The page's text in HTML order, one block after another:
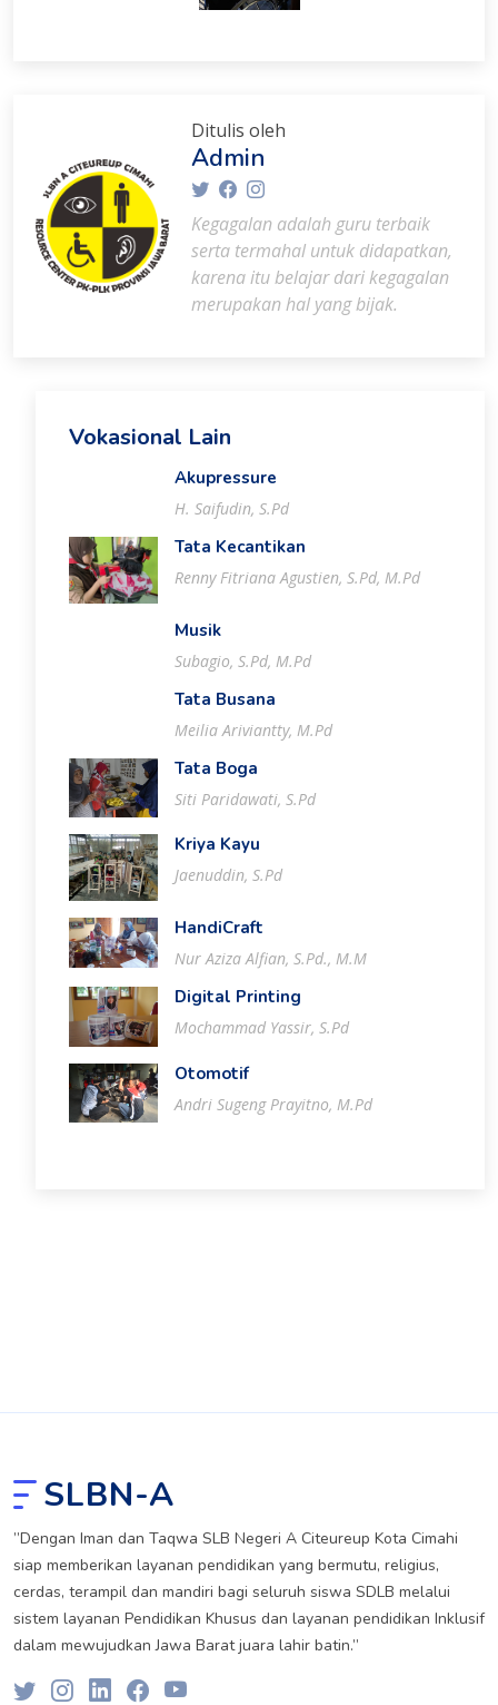
Ditulis oleh
Admin
Kegagalan adalah guru terbaik
serta termahal untuk didapatkan,
karena itu belajar dari kegagalan
merupakan hal yang bijak.
Vokasional Lain
Akupressure
H. Saifudin, S.Pd
Tata Kecantikan
Renny Fitriana Agustien, S.Pd, M.Pd
Musik
Subagio, S.Pd, M.Pd
Tata Busana
Meilia Ariviantty, M.Pd
Tata Boga
Siti Paridawati, S.Pd
Kriya Kayu
Jaenuddin, S.Pd
HandiCraft
Nur Aziza Alfian, S.Pd., M.M
Digital Printing
Mochammad Yassir, S.Pd
Otomotif
Andri Sugeng Prayitno, M.Pd
SLBN-A
”Dengan Iman dan Taqwa SLB Negeri A Citeureup Kota Cimahi
siap memberikan layanan pendidikan yang bermutu, religius,
cerdas, terampil dan mandiri bagi seluruh siswa SDLB melalui
sistem layanan Pendidikan Khusus dan layanan pendidikan Inklusif
dalam mewujudkan Jawa Barat juara lahir batin.”